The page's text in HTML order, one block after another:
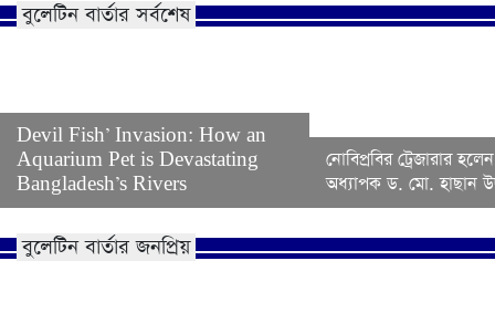
বুলেটিন বার্তার সর্বশেষ
Devil Fish’ Invasion: How an
Aquarium Pet is Devastating
Bangladesh’s Rivers
নোবিপ্রবির ট্রেজারার
অধ্যাপক ড. মো. হাছান
বুলেটিন বার্তার জনপ্রিয়